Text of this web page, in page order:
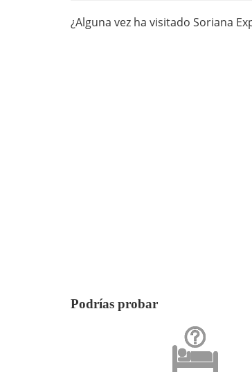
¿Alguna vez ha visitado Soriana
Podrías probar